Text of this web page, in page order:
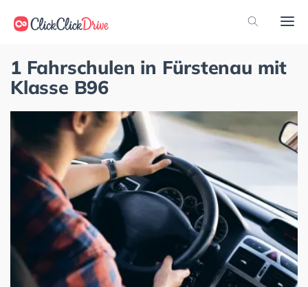
1 Fahrschulen in Fürstenau mit
Klasse B96